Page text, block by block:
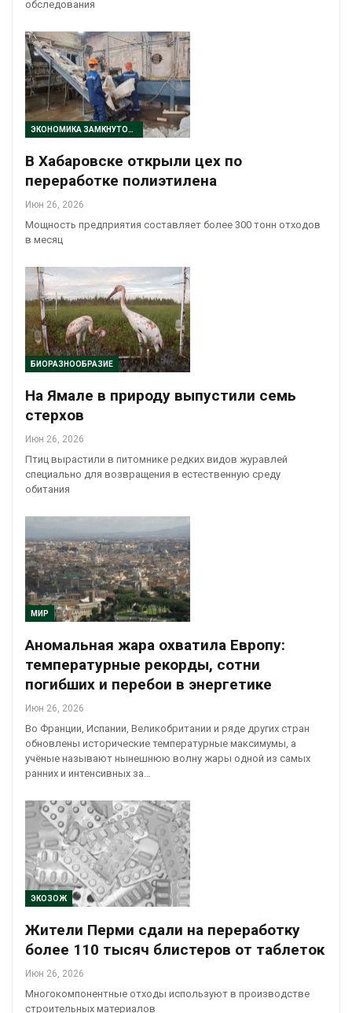
обследования
ЭКОНОМИКА ЗАМКНУТОГО ЦИКЛА
В Хабаровске открыли цех по
переработке полиэтилена
Июн 26, 2026
Мощность предприятия составляет более 300 тонн отходов
в месяц
БИОРАЗНООБРАЗИЕ
На Ямале в природу выпустили семь
стерхов
Июн 26, 2026
Птиц вырастили в питомнике редких видов журавлей
специально для возвращения в естественную среду
обитания
МИР
Аномальная жара охватила Европу:
температурные рекорды, сотни
погибших и перебои в энергетике
Июн 26, 2026
Во Франции, Испании, Великобритании и ряде других стран
обновлены исторические температурные максимумы, а
учёные называют нынешнюю волну жары одной из самых
ранних и интенсивных за…
ЭКОЗОЖ
Жители Перми сдали на переработку
более 110 тысяч блистеров от таблеток
Июн 26, 2026
Многокомпонентные отходы используют в производстве
строительных материалов